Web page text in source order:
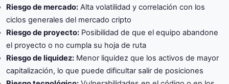
Riesgo de mercado: Alta volatilidad y correlación con los
ciclos generales del mercado cripto
Riesgo de proyecto: Posibilidad de que el equipo abandone
el proyecto o no cumpla su hoja de ruta
Riesgo de liquidez: Menor liquidez que los activos de mayor
capitalización, lo que puede dificultar salir de posiciones